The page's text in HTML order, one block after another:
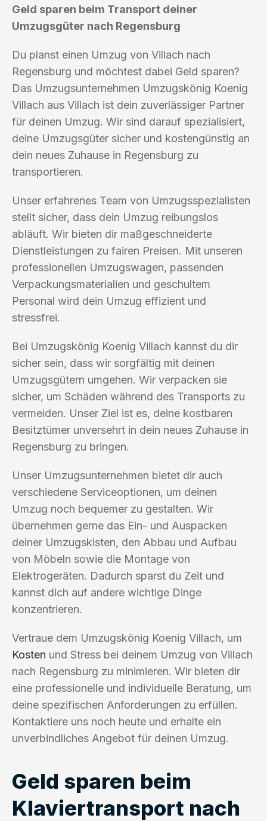
Geld sparen beim Transport deiner
Umzugsgüter nach Regensburg
Du planst einen Umzug von Villach nach
Regensburg und möchtest dabei Geld sparen?
Das Umzugsunternehmen Umzugskönig Koenig
Villach aus Villach ist dein zuverlässiger Partner
für deinen Umzug. Wir sind darauf spezialisiert,
deine Umzugsgüter sicher und kostengünstig an
dein neues Zuhause in Regensburg zu
transportieren.
Unser erfahrenes Team von Umzugsspezialisten
stellt sicher, dass dein Umzug reibungslos
abläuft. Wir bieten dir maßgeschneiderte
Dienstleistungen zu fairen Preisen. Mit unseren
professionellen Umzugswagen, passenden
Verpackungsmaterialien und geschultem
Personal wird dein Umzug effizient und
stressfrei.
Bei Umzugskönig Koenig Villach kannst du dir
sicher sein, dass wir sorgfältig mit deinen
Umzugsgütern umgehen. Wir verpacken sie
sicher, um Schäden während des Transports zu
vermeiden. Unser Ziel ist es, deine kostbaren
Besitztümer unversehrt in dein neues Zuhause in
Regensburg zu bringen.
Unser Umzugsunternehmen bietet dir auch
verschiedene Serviceoptionen, um deinen
Umzug noch bequemer zu gestalten. Wir
übernehmen gerne das Ein- und Auspacken
deiner Umzugskisten, den Abbau und Aufbau
von Möbeln sowie die Montage von
Elektrogeräten. Dadurch sparst du Zeit und
kannst dich auf andere wichtige Dinge
konzentrieren.
Vertraue dem Umzugskönig Koenig Villach, um
Kosten und Stress bei deinem Umzug von Villach
nach Regensburg zu minimieren. Wir bieten dir
eine professionelle und individuelle Beratung, um
deine spezifischen Anforderungen zu erfüllen.
Kontaktiere uns noch heute und erhalte ein
unverbindliches Angebot für deinen Umzug.
Geld sparen beim
Klaviertransport nach